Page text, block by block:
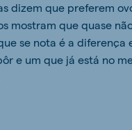
dizem que preferem
mostram que quase
se nota é a diferença
e um que já está no